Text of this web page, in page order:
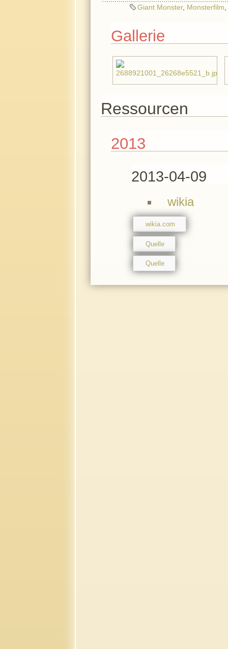
Giant Monster, Monsterfilm
Gallerie
Ressourcen
2013
2013-04-09
wikia
wikia.com
Quelle
Quelle